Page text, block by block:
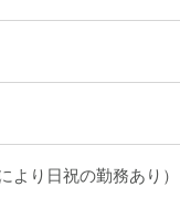
より日祝の勤務あり